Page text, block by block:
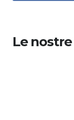
Le nostre